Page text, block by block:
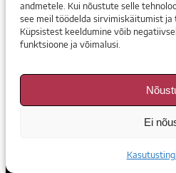
andmetele. Kui nõustute selle
see meil töödelda sirvimiskäitumist ja
Küpsistest keeldumine võib
funktsioone ja võimalusi.
Ei
LigipääsetavusKasutustingimused
Bibliograafia
Teater. Muusika. Kino
Voorimehe 9, 10146, Tallinn